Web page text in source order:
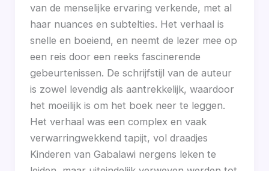
van de menselijke ervaring verkende, met al
haar nuances en subtelties. Het verhaal is
snelle en boeiend, en neemt de lezer mee op
een reis door een reeks fascinerende
gebeurtenissen. De schrijfstijl van de auteur
is zowel levendig als aantrekkelijk, waardoor
het moeilijk is om het boek neer te leggen.
Het verhaal was een complex en vaak
verwarringwekkend tapijt, vol draadjes
Kinderen van Gabalawi nergens leken te